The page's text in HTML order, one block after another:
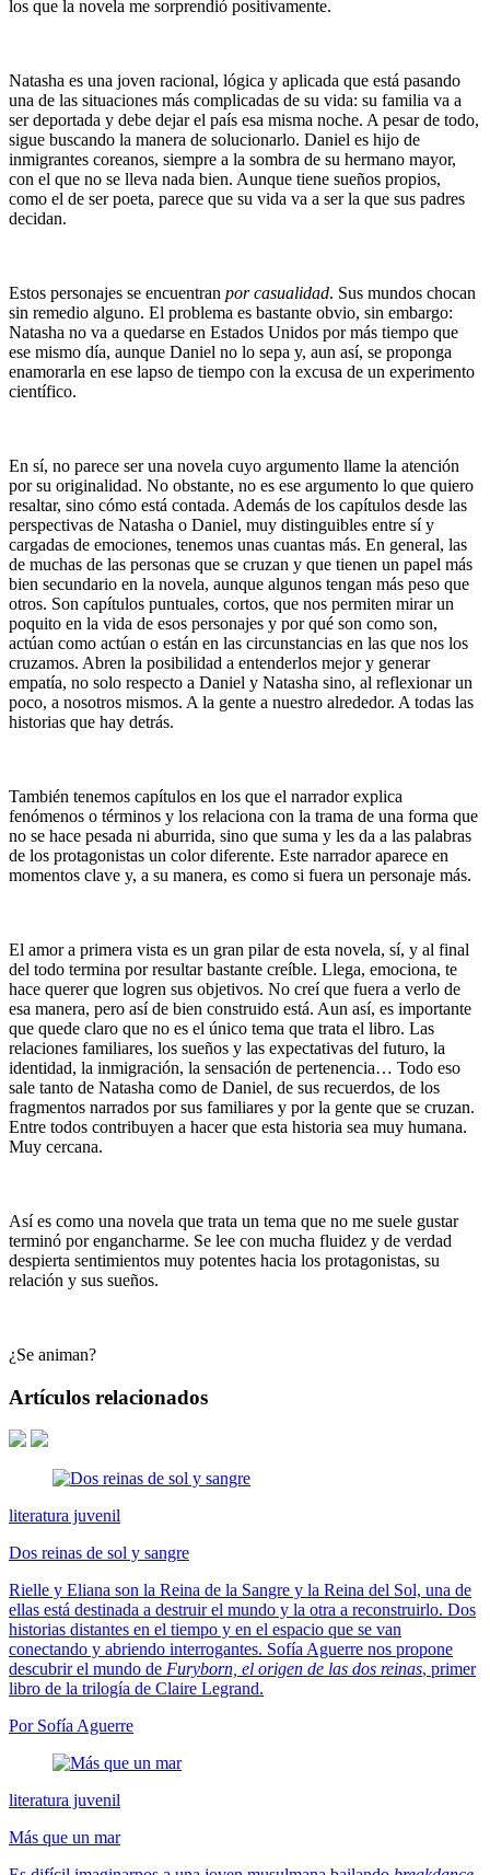
los que la novela me sorprendió positivamente.
Natasha es una joven racional, lógica y aplicada que está pasando
una de las situaciones más complicadas de su vida: su familia va a
ser deportada y debe dejar el país esa misma noche. A pesar de todo,
sigue buscando la manera de solucionarlo. Daniel es hijo de
inmigrantes coreanos, siempre a la sombra de su hermano mayor,
con el que no se lleva nada bien. Aunque tiene sueños propios,
como el de ser poeta, parece que su vida va a ser la que sus padres
decidan.
Estos personajes se encuentran por casualidad. Sus mundos chocan
sin remedio alguno. El problema es bastante obvio, sin embargo:
Natasha no va a quedarse en Estados Unidos por más tiempo que
ese mismo día, aunque Daniel no lo sepa y, aun así, se proponga
enamorarla en ese lapso de tiempo con la excusa de un experimento
científico.
En sí, no parece ser una novela cuyo argumento llame la atención
por su originalidad. No obstante, no es ese argumento lo que quiero
resaltar, sino cómo está contada. Además de los capítulos desde las
perspectivas de Natasha o Daniel, muy distinguibles entre sí y
cargadas de emociones, tenemos unas cuantas más. En general, las
de muchas de las personas que se cruzan y que tienen un papel más
bien secundario en la novela, aunque algunos tengan más peso que
otros. Son capítulos puntuales, cortos, que nos permiten mirar un
poquito en la vida de esos personajes y por qué son como son,
actúan como actúan o están en las circunstancias en las que nos los
cruzamos. Abren la posibilidad a entenderlos mejor y generar
empatía, no solo respecto a Daniel y Natasha sino, al reflexionar un
poco, a nosotros mismos. A la gente a nuestro alrededor. A todas las
historias que hay detrás.
También tenemos capítulos en los que el narrador explica
fenómenos o términos y los relaciona con la trama de una forma que
no se hace pesada ni aburrida, sino que suma y les da a las palabras
de los protagonistas un color diferente. Este narrador aparece en
momentos clave y, a su manera, es como si fuera un personaje más.
El amor a primera vista es un gran pilar de esta novela, sí, y al final
del todo termina por resultar bastante creíble. Llega, emociona, te
hace querer que logren sus objetivos. No creí que fuera a verlo de
esa manera, pero así de bien construido está. Aun así, es importante
que quede claro que no es el único tema que trata el libro. Las
relaciones familiares, los sueños y las expectativas del futuro, la
identidad, la inmigración, la sensación de pertenencia… Todo eso
sale tanto de Natasha como de Daniel, de sus recuerdos, de los
fragmentos narrados por sus familiares y por la gente que se cruzan.
Entre todos contribuyen a hacer que esta historia sea muy humana.
Muy cercana.
Así es como una novela que trata un tema que no me suele gustar
terminó por engancharme. Se lee con mucha fluidez y de verdad
despierta sentimientos muy potentes hacia los protagonistas, su
relación y sus sueños.
¿Se animan?
Artículos relacionados
literatura juvenil
Dos reinas de sol y sangre
Rielle y Eliana son la Reina de la Sangre y la Reina del Sol, una de
ellas está destinada a destruir el mundo y la otra a reconstruirlo. Dos
historias distantes en el tiempo y en el espacio que se van
conectando y abriendo interrogantes. Sofía Aguerre nos propone
descubrir el mundo de Furyborn, el origen de las dos reinas, primer
libro de la trilogía de Claire Legrand.
Por Sofía Aguerre
literatura juvenil
Más que un mar